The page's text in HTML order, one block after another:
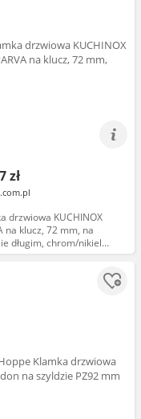
zł
drzwiowa KUCHINOX
na klucz, 72 mm, na
długim, chrom/nikiel